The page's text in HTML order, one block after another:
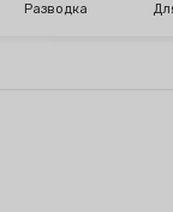
Разводка